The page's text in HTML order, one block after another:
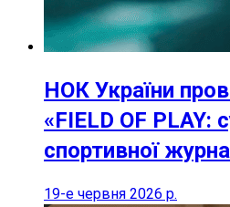
НОК України
«FIELD OF PLAY:
спортивної
19-е червня 2026 р.